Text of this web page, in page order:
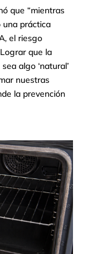
que “mientras
una práctica
el riesgo
que la
algo ‘natural’
nuestras
la prevención